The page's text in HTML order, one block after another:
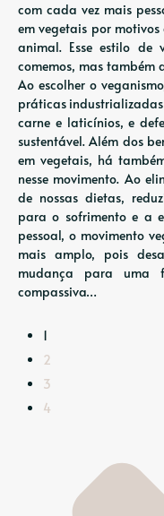
com cada vez mais
em vegetais por
animal. Esse estilo de
comemos, mas também
Ao escolher o
práticas industrializadas
carne e laticínios, e
sustentável. Além dos
em vegetais, há
nesse movimento. Ao
de nossas dietas,
para o sofrimento e a
pessoal, o movimento
mais amplo, pois
mudança para uma
compassiva…
1
2
3
4